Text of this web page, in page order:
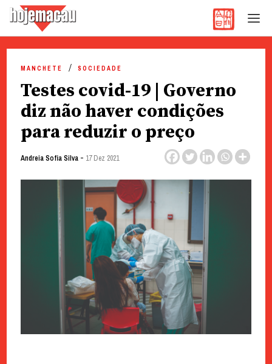
content
MANCHETE SOCIEDADE
Testes covid-19 | Governo
diz não haver condições
para reduzir o preço
Andreia Sofia Silva- 17 Dez 2021